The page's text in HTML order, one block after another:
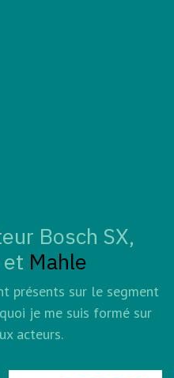
Bosch SX,
et Mahle
présents sur le segment
je me suis formé sur
acteurs.